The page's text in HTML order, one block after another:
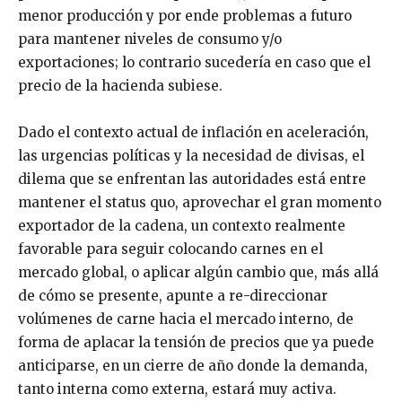
menor producción y por ende problemas a futuro
para mantener niveles de consumo y/o
exportaciones; lo contrario sucedería en caso que el
precio de la hacienda subiese.
Dado el contexto actual de inflación en aceleración,
las urgencias políticas y la necesidad de divisas, el
dilema que se enfrentan las autoridades está entre
mantener el status quo, aprovechar el gran momento
exportador de la cadena, un contexto realmente
favorable para seguir colocando carnes en el
mercado global, o aplicar algún cambio que, más allá
de cómo se presente, apunte a re-direccionar
volúmenes de carne hacia el mercado interno, de
forma de aplacar la tensión de precios que ya puede
anticiparse, en un cierre de año donde la demanda,
tanto interna como externa, estará muy activa.